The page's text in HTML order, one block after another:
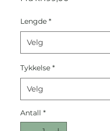
Lengde *
Tykkelse *
Antall *